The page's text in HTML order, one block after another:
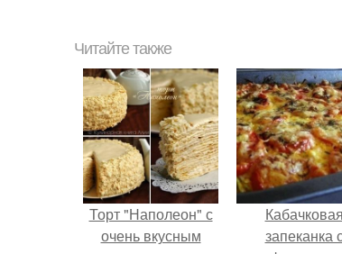
Читайте также
Торт "Наполеон" с
очень вкусным
Кабачковая
запеканка